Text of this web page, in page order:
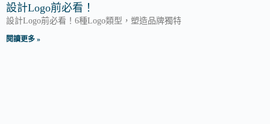
設計Logo前必看！
設計Logo前必看！6種Logo類型，塑造品牌獨特
閱讀更多 »